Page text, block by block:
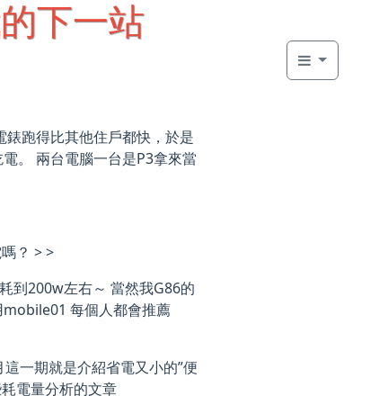
下一站
跑得比其他住戶都快，於是
。 兩台電腦一台是P3拿來當
？ > >
到200w左右～ 當然我G86的
每個人都會推薦
一期就是介紹省電又小的”便
電量分析的文章